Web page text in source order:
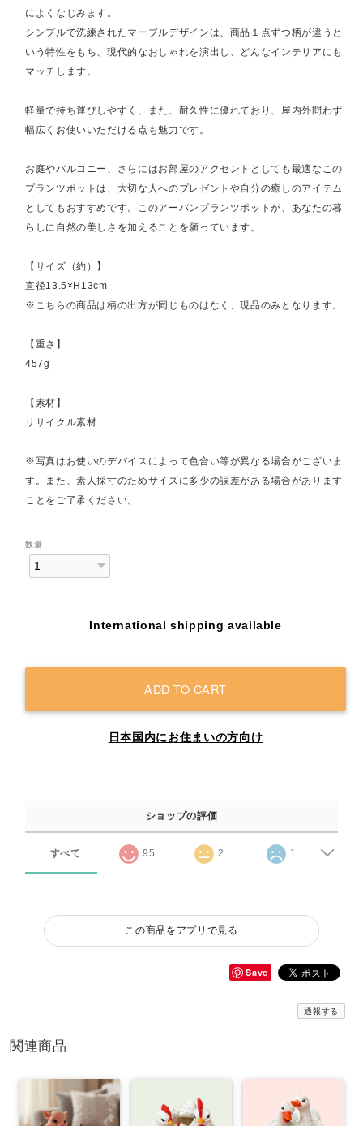
によくなじみます。
シンプルで洗練されたマーブルデザインは、商品１点ずつ柄が違うと
いう特性をもち、現代的なおしゃれを演出し、どんなインテリアにも
マッチします。
軽量で持ち運びしやすく、また、耐久性に優れており、屋内外問わず
幅広くお使いいただける点も魅力です。
お庭やバルコニー、さらにはお部屋のアクセントとしても最適なこの
プランツポットは、大切な人へのプレゼントや自分の癒しのアイテム
としてもおすすめです。このアーバンプランツポットが、あなたの暮
らしに自然の美しさを加えることを願っています。
【サイズ（約）】
直径13.5×H13cm
※こちらの商品は柄の出方が同じものはなく、現品のみとなります。
【重さ】
457g
【素材】
リサイクル素材
※写真はお使いのデバイスによって色合い等が異なる場合がございま
す。また、素人採寸のためサイズに多少の誤差がある場合があります
ことをご了承ください。
数量
International shipping available
ADD TO CART
日本国内にお住まいの方向け
ショップの評価
すべて 95 2 1
この商品をアプリで見る
Save
通報する
関連商品